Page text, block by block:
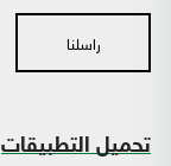
راسلنا
تحميل التطبيقات